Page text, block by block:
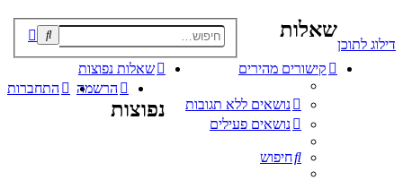
דילוג לתוכן
קישורים מהירים
נושאים ללא תגובות
נושאים פעילים
חיפוש
שאלות נפוצות
התחברות
הרשמה
שאלות
נפוצות